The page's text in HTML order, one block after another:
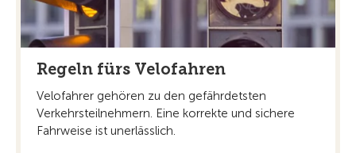
Regeln fürs Velofahren
Velofahrer gehören zu den gefährdetsten
Verkehrsteilnehmern. Eine korrekte und sichere
Fahrweise ist unerlässlich.